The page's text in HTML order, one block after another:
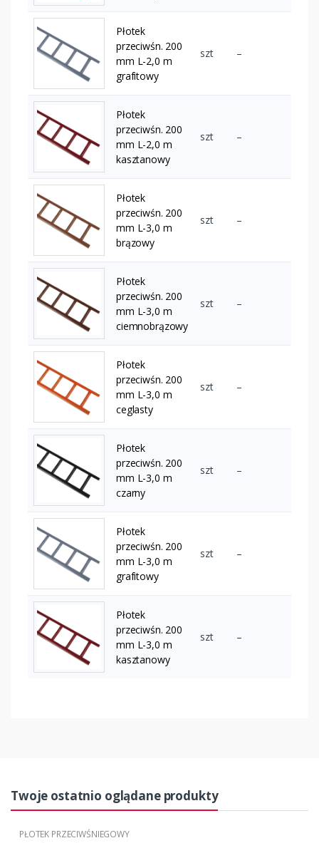
Płotek
przeciwśn. 200
mm L-2,0 m
grafitowy
szt –
Płotek
przeciwśn. 200
mm L-2,0 m
kasztanowy
szt –
Płotek
przeciwśn. 200
mm L-3,0 m
brązowy
szt –
Płotek
przeciwśn. 200
mm L-3,0 m
ciemnobrązowy
szt –
Płotek
przeciwśn. 200
mm L-3,0 m
ceglasty
szt –
Płotek
przeciwśn. 200
mm L-3,0 m
czarny
szt –
Płotek
przeciwśn. 200
mm L-3,0 m
grafitowy
szt –
Płotek
przeciwśn. 200
mm L-3,0 m
kasztanowy
szt –
Twoje ostatnio oglądane produkty
PŁOTEK PRZECIWŚNIEGOWY